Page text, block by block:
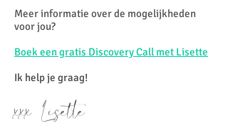
Meer informatie over de mogelijkheden
voor jou?
Boek een gratis Discovery Call met Lisette
Ik help je graag!
xxx Lisette